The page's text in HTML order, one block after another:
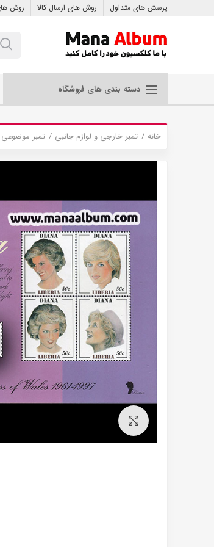
پرسش های متداول روش های ارسال کالا روش
دسته بندی های فروشگاه
.
خانه تمبر خارجی و لوازم جانبی تمبر